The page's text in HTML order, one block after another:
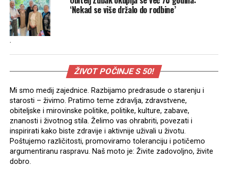
‘Nekad se više držalo do rodbine’
.
ŽIVOT POČINJE S 50!
Mi smo medij zajednice. Razbijamo predrasude o starenju i
starosti – živimo. Pratimo teme zdravlja, zdravstvene,
obiteljske i mirovinske politike, politike, kulture, zabave,
znanosti i životnog stila. Želimo vas ohrabriti, povezati i
inspirirati kako biste zdravije i aktivnije uživali u životu.
Poštujemo različitosti, promoviramo toleranciju i potičemo
argumentiranu raspravu. Naš moto je: Živite zadovoljno, živite
dobro.